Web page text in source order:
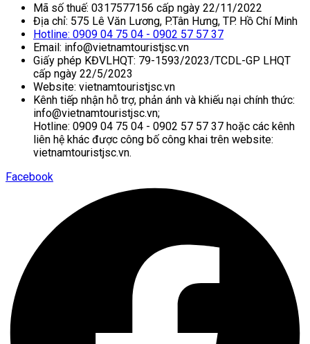
Mã số thuế: 0317577156 cấp ngày 22/11/2022
Địa chỉ: 575 Lê Văn Lương, P.Tân Hưng, TP. Hồ Chí Minh
Hotline: 0909 04 75 04 - 0902 57 57 37
Email: info@vietnamtouristjsc.vn
Giấy phép KĐVLHQT: 79-1593/2023/TCDL-GP LHQT
cấp ngày 22/5/2023
Website: vietnamtouristjsc.vn
Kênh tiếp nhận hỗ trợ, phản ánh và khiếu nại chính thức:
info@vietnamtouristjsc.vn;
Hotline: 0909 04 75 04 - 0902 57 57 37 hoặc các kênh
liên hệ khác được công bố công khai trên website:
vietnamtouristjsc.vn.
Facebook